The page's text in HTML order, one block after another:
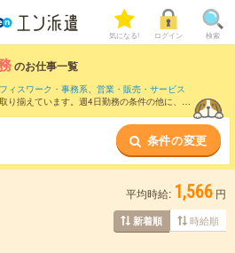
気になる! ログイン 検索
のお仕事一覧
ィスワーク・事務系、 営業・販売・サービス
り揃えています。週4日勤務の条件の他に、 交
条件の変更
平均時給: 1,566 円
新着順 時給順